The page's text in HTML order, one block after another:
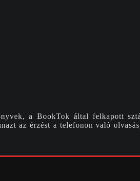
a BookTok által felkapott
az érzést a telefonon való